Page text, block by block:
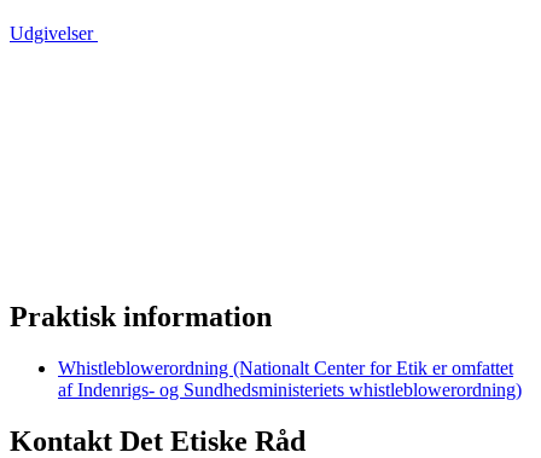
Udgivelser
Praktisk information
Whistleblowerordning (Nationalt Center for Etik er omfattet
af Indenrigs- og Sundhedsministeriets whistleblowerordning)
Kontakt Det Etiske Råd